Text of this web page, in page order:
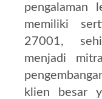
pengalaman
memiliki
27001,
menjadi
klien besar